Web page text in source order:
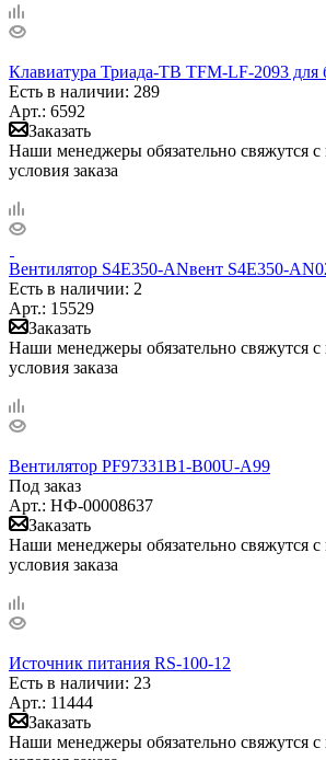
Клавиатура Триада-ТВ TFM-LF-2093 для
Есть в наличии: 289
Арт.: 6592
Заказать
Наши менеджеры обязательно свяжутся с
условия заказа
Вентилятор S4E350-ANвент S4E350-
Есть в наличии: 2
Арт.: 15529
Заказать
Наши менеджеры обязательно свяжутся с
условия заказа
Вентилятор PF97331B1-B00U-A99
Под заказ
Арт.: НФ-00008637
Заказать
Наши менеджеры обязательно свяжутся с
условия заказа
Источник питания RS-100-12
Есть в наличии: 23
Арт.: 11444
Заказать
Наши менеджеры обязательно свяжутся с